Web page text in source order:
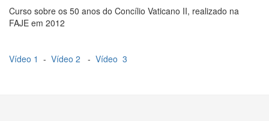
Curso sobre os 50 anos do Concílio Vaticano II, realizado na
FAJE em 2012
Vídeo 1 - Vídeo 2 - Vídeo 3